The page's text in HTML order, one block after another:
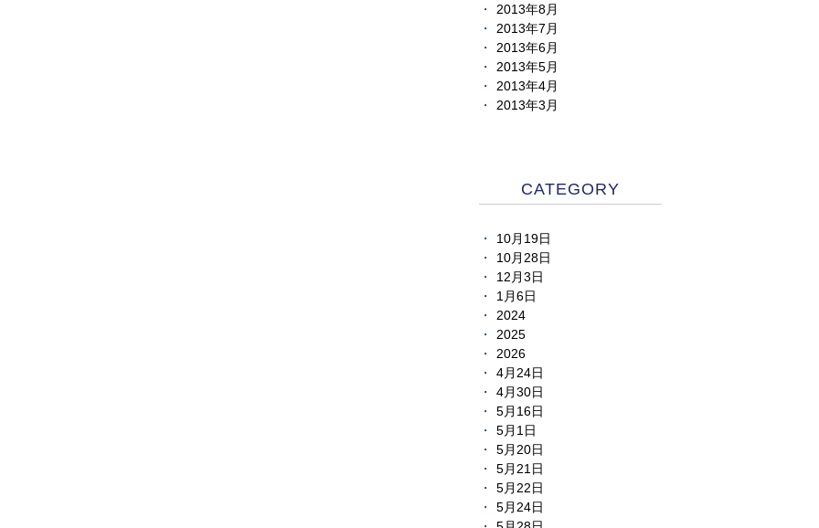
2013年8月
2013年7月
2013年6月
2013年5月
2013年4月
2013年3月
CATEGORY
10月19日
10月28日
12月3日
1月6日
2024
2025
2026
4月24日
4月30日
5月16日
5月1日
5月20日
5月21日
5月22日
5月24日